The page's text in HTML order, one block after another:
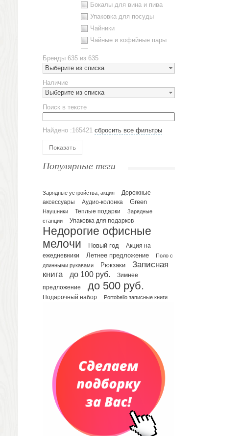
Бокалы для вина и пива
Упаковка для посуды
Чайники
Чайные и кофейные пары
Наборы посуды
Предметы сервировки
Стаканы
Эко кружки
ЕВРОПОСУДА
Аксессуары
Ежедневники и блокноты
Датированные ежедневники
Планинги и телефонные книжки
Планинги датированные
Планинги недатированные
Телефонные книжки
Органайзер на ежедневник
Сумки и Рюкзаки
Сумки для планшетов и ноутбуков
Рюкзаки
Конференц-сумки
Несессеры и косметички
Портфели
Чехлы для планшетов и ноутбуков
Сумка на пояс или шею
Аксессуары
Женские сумки
Уютный дом
Бренды 635 из 635
Выберите из списка
Наличие
Выберите из списка
Поиск в тексте
Найдено :165421 сбросить все фильтры
Показать
Популярные теги
Зарядные устройства, акция
Дорожные
аксессуары
Аудио-колонка Green
Наушники Теплые подарки
Зарядные
станции
Упаковка для подарков
Недорогие офисные
мелочи
Новый год
Акция на
ежедневники
Летнее предложение
Поло с
длинными рукавами
Рюкзаки
Записная
книга
до 100 руб.
Зимнее
предложение
до 500 руб.
Подарочный набор Portobello записные книги